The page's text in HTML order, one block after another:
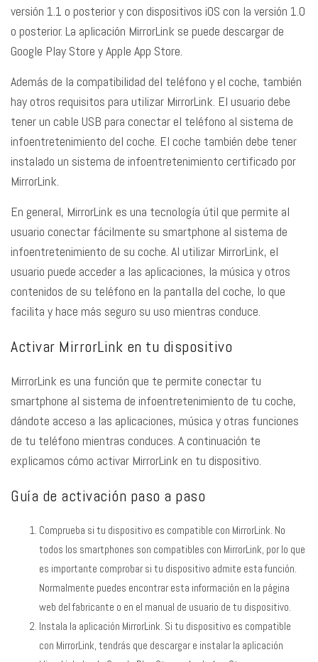
versión 1.1 o posterior y con dispositivos iOS con la versión 1.0
o posterior. La aplicación MirrorLink se puede descargar de
Google Play Store y Apple App Store.
Además de la compatibilidad del teléfono y el coche, también
hay otros requisitos para utilizar MirrorLink. El usuario debe
tener un cable USB para conectar el teléfono al sistema de
infoentretenimiento del coche. El coche también debe tener
instalado un sistema de infoentretenimiento certificado por
MirrorLink.
En general, MirrorLink es una tecnología útil que permite al
usuario conectar fácilmente su smartphone al sistema de
infoentretenimiento de su coche. Al utilizar MirrorLink, el
usuario puede acceder a las aplicaciones, la música y otros
contenidos de su teléfono en la pantalla del coche, lo que
facilita y hace más seguro su uso mientras conduce.
Activar MirrorLink en tu dispositivo
MirrorLink es una función que te permite conectar tu
smartphone al sistema de infoentretenimiento de tu coche,
dándote acceso a las aplicaciones, música y otras funciones
de tu teléfono mientras conduces. A continuación te
explicamos cómo activar MirrorLink en tu dispositivo.
Guía de activación paso a paso
Comprueba si tu dispositivo es compatible con MirrorLink. No
todos los smartphones son compatibles con MirrorLink, por lo que
es importante comprobar si tu dispositivo admite esta función.
Normalmente puedes encontrar esta información en la página
web del fabricante o en el manual de usuario de tu dispositivo.
Instala la aplicación MirrorLink. Si tu dispositivo es compatible
con MirrorLink, tendrás que descargar e instalar la aplicación